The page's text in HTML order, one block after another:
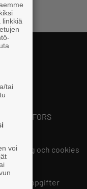
HELSINGFORS
och cookies
kontaktuppgifter
linkkiä
tai
voi